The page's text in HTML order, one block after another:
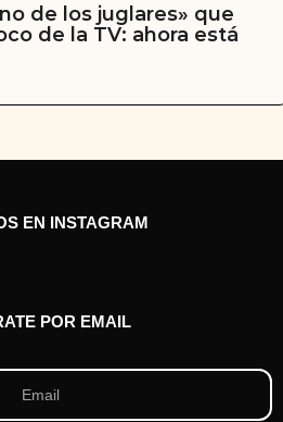
de los juglares» que
de la TV: ahora está
EN INSTAGRAM
POR EMAIL